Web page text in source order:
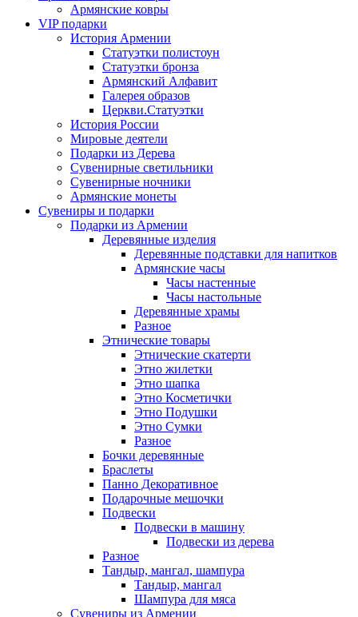
Армянские ковры
VIP подарки
История Армении
Статуэтки полистоун
Статуэтки бронза
Армянский Алфавит
Галерея образов
Церкви.Статуэтки
История России
Мировые деятели
Подарки из Дерева
Сувенирные светильники
Сувенирные ночники
Армянские монеты
Сувениры и подарки
Подарки из Армении
Деревянные изделия
Деревянные подставки для напитков
Армянские часы
Часы настенные
Часы настольные
Деревянные храмы
Разное
Этнические товары
Этнические скатерти
Этно жилетки
Этно шапка
Этно Косметички
Этно Подушки
Этно Сумки
Разное
Бочки деревянные
Браслеты
Панно Декоративное
Подарочные мешочки
Подвески
Подвески в машину
Подвески из дерева
Разное
Тандыр, мангал, шампура
Тандыр, мангал
Шампура для мяса
Сувениры из Армении